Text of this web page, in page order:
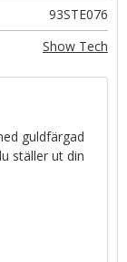
93STE076
Show Tech
guldfärgad
ställer ut din